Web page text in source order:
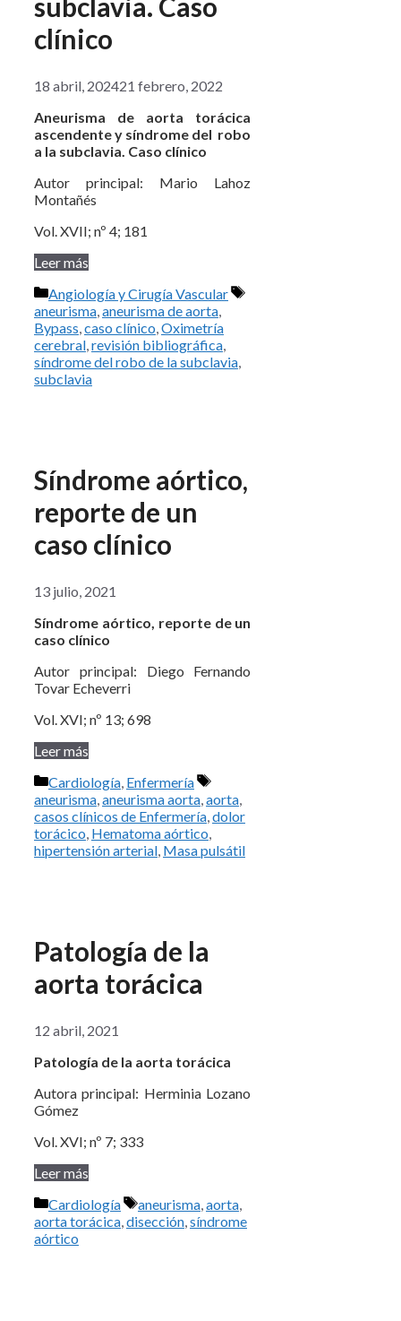
subclavia. Caso
clínico
18 abril, 202421 febrero, 2022
Aneurisma de aorta torácica
ascendente y síndrome del robo
a la subclavia. Caso clínico
Autor principal: Mario Lahoz
Montañés
Vol. XVII; nº 4; 181
Leer más
Categorías
Angiología y Cirugía Vascular
Etiquetas
aneurisma,aneurisma de aorta,
Bypass,caso clínico,Oximetría
cerebral,revisión bibliográfica,
síndrome del robo de la subclavia,
subclavia
Síndrome aórtico,
reporte de un
caso clínico
13 julio, 2021
Síndrome aórtico, reporte de un
caso clínico
Autor principal: Diego Fernando
Tovar Echeverri
Vol. XVI; nº 13; 698
Leer más
Categorías
Cardiología, Enfermería
Etiquetas
aneurisma,aneurisma aorta,aorta,
casos clínicos de Enfermería,dolor
torácico, Hematoma aórtico,
hipertensión arterial, Masa pulsátil
Patología de la
aorta torácica
12 abril, 2021
Patología de la aorta torácica
Autora principal: Herminia Lozano
Gómez
Vol. XVI; nº 7; 333
Leer más
Categorías
Cardiología Etiquetas
aneurisma aorta
aorta torácica disección síndrome
aórtico